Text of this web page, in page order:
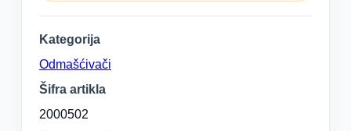
Kategorija
Odmašćivači
Šifra artikla
2000502